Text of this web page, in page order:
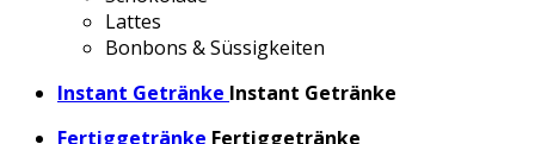
Lattes
Bonbons & Süssigkeiten
Instant Getränke Instant Getränke
Fertiggetränke Fertiggetränke